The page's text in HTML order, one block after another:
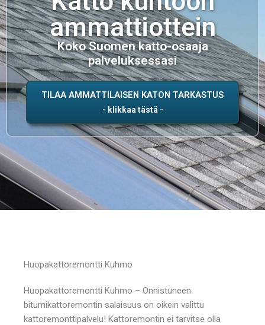
ammattiottein
Koko Suomen katto-osaaja
palveluksessasi
TILAA AMMATTILAISEN KATON TARKASTUS
Huopakattoremontti Kuhmo
Huopakattoremontti Kuhmo – Onnistuneen
bitumikattoremontin salaisuus on oikein valittu
kattoremonttipalvelu! Kattoremontin ei tarvitse olla